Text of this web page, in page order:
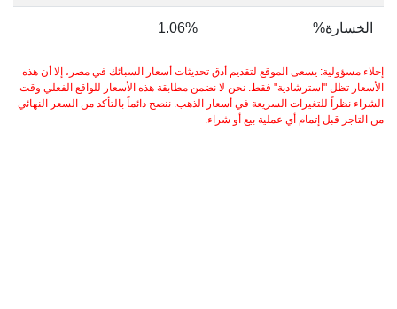
الخسارة% 1.06%
إخلاء مسؤولية: يسعى الموقع لتقديم أدق تحديثات أسعار السبائك في مصر، إلا أن هذه
الأسعار تظل "استرشادية" فقط. نحن لا نضمن مطابقة هذه الأسعار للواقع الفعلي وقت
الشراء نظراً للتغيرات السريعة في أسعار الذهب. ننصح دائماً بالتأكد من السعر النهائي
من التاجر قبل إتمام أي عملية بيع أو شراء.